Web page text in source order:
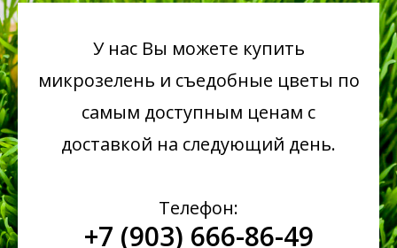
У нас Вы можете купить
микрозелень и съедобные цветы по
самым доступным ценам с
доставкой на следующий день.
Телефон:
+7 (903) 666-86-49